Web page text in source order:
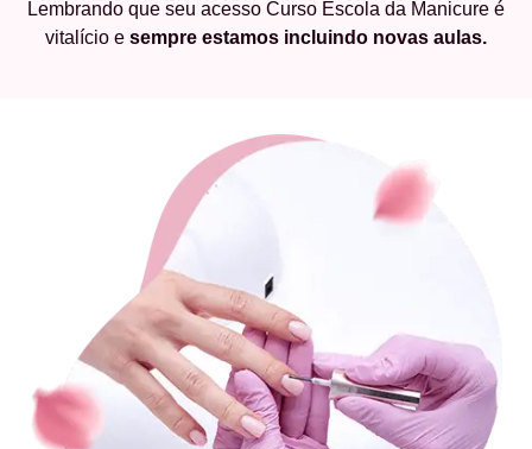
Lembrando que seu acesso Curso Escola da Manicure é
vitalício e sempre estamos incluindo novas aulas.